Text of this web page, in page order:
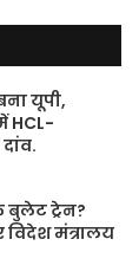
यूपी,
HCL-
बुलेट ट्रेन?
विदेश मंत्रालय